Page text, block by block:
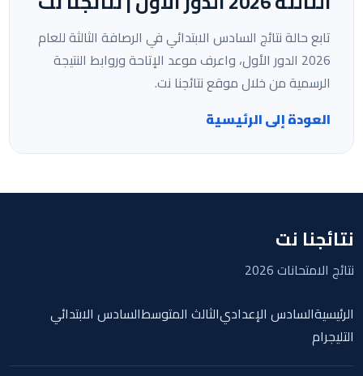
تابع حالة نتائج السادس الابتدائي في الرصافة الثالثة للعام
2026 الدور الأول، واعرف موعد الإتاحة وروابط النتيجة
الرسمية من خلال موقع نتائجنا نت.
العودة إلى الرئيسية
نتائجنا نت
نتائج الامتحانات 2026
الرئيسيةالسادس الإعداديالثالث المتوسطالسادس الابتدائي
التليجرام